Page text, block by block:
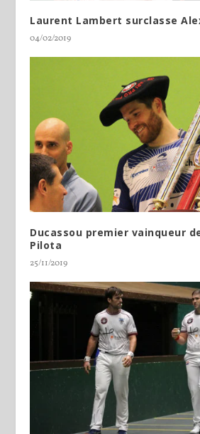
Laurent Lambert surclasse
04/02/2019
Ducassou premier vainqueur
Pilota
25/11/2019